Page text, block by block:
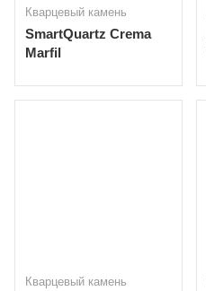
Кварцевый камень
SmartQuartz Crema
Marfil
Кварцевый камень